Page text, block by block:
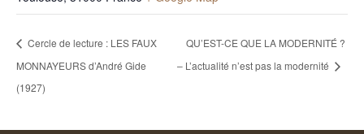
Cercle de lecture : LES FAUX
MONNAYEURS d’André Gide
(1927)
QU’EST-CE QUE LA MODERNITÉ ?
– L’actualité n’est pas la modernité